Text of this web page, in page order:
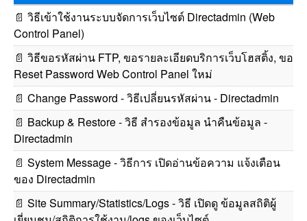
📄 วิธีเข้าใช้งานระบบจัดการเว็บไซต์ Directadmin (Web
Control Panel)
📄 วิธีขอรหัสผ่าน FTP, ขอรายละเอียดบริการเว็บโฮสติ้ง, ขอ
Reset Password Web Control Panel ใหม่
📄 Change Password - วิธีเปลี่ยนรหัสผ่าน - Directadmin
📄 Backup & Restore - วิธี สำรองข้อมูล นำคืนข้อมูล -
Directadmin
📄 System Message - วิธีการ เปิดอ่านข้อความ แจ้งเตือน
ของ Directadmin
📄 Site Summary/Statistics/Logs - วิธี เปิดดู ข้อมูลสถิติผู้